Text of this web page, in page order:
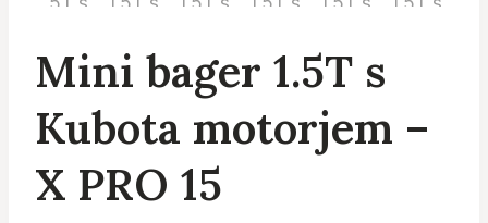
Mini bager 1.5T s
Kubota motorjem –
X PRO 15